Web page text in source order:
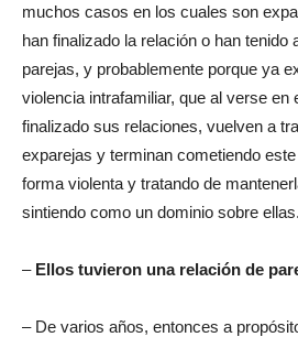
muchos casos en los cuales son
han finalizado la relación o han tenido
parejas, y probablemente porque ya
violencia intrafamiliar, que al verse en
finalizado sus relaciones, vuelven a
exparejas y terminan cometiendo
forma violenta y tratando de
sintiendo como un dominio sobre ellas.
– Ellos tuvieron una relación de
– De varios años, entonces a